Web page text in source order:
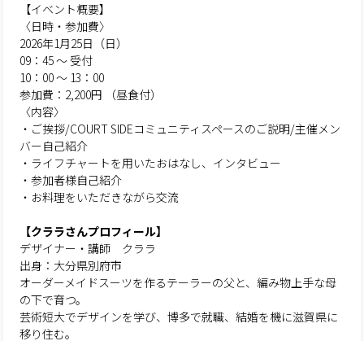
【イベント概要】
〈日時・参加費〉
2026年1月25日（日）
09：45 〜 受付
10：00 ～ 13：00
参加費：2,200円 （昼食付）
〈内容〉
・ご挨拶/COURT SIDEコミュニティスペースのご説明/主催メン
バー自己紹介
・ライフチャートを用いたおはなし、インタビュー
・参加者様自己紹介
・お料理をいただきながら交流
【クララさんプロフィール】
⁡デザイナー・講師 クララ
出身：大分県別府市
オーダーメイドスーツを作るテーラーの父と、編み物上手な母
の下で育つ。
芸術短大でデザインを学び、博多で就職、結婚を機に滋賀県に
移り住む。